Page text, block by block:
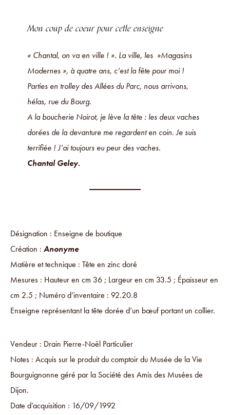
Mon coup de coeurpour cette enseigne
« Chantal, on va en ville ! ». La ville, les »Magasins
Modernes », à quatre ans, c’est la fête pour moi !
Parties en trolley des Allées du Parc, nous arrivons,
hélas, rue du Bourg.
A la boucherie Noirot, je lève la tête : les deux vaches
dorées de la devanture me regardent en coin. Je suis
terrifiée ! J’ai toujours eu peur des vaches.
Chantal Geley.
Désignation : Enseigne de boutique
Création : Anonyme
Matière et technique : Tête en zinc doré
Mesures : Hauteur en cm 36 ; Largeur en cm 33.5 ; Épaisseur en
cm 2.5 ; Numéro d’inventaire : 92.20.8
Enseigne représentant la tête dorée d’un bœuf portant un collier.
Vendeur : Drain Pierre-Noël Particulier
Notes : Acquis sur le produit du comptoir du Musée de la Vie
Bourguignonne géré par la Société des Amis des Musées de
Dijon.
Date d’acquisition : 16/09/1992